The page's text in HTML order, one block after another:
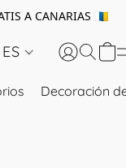
A CANARIAS 🇮🇨
ES
Decoración